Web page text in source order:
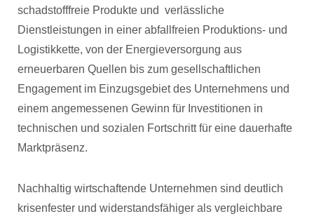
schadstofffreie Produkte und verlässliche
Dienstleistungen in einer abfallfreien Produktions- und
Logistikkette, von der Energieversorgung aus
erneuerbaren Quellen bis zum gesellschaftlichen
Engagement im Einzugsgebiet des Unternehmens und
einem angemessenen Gewinn für Investitionen in
technischen und sozialen Fortschritt für eine dauerhafte
Marktpräsenz.
Nachhaltig wirtschaftende Unternehmen sind deutlich
krisenfester und widerstandsfähiger als vergleichbare